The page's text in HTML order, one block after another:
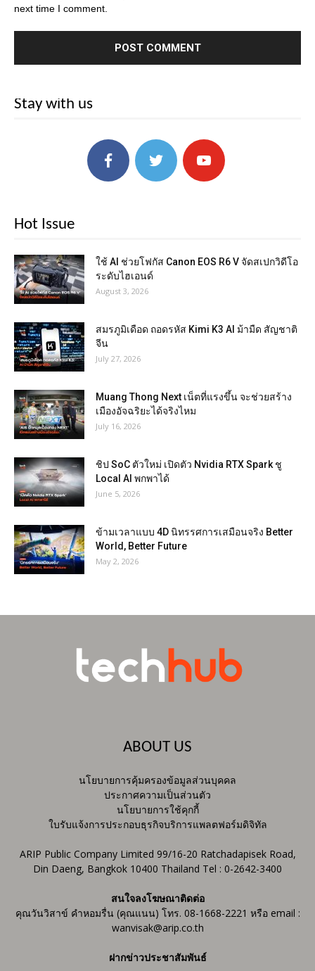
next time I comment.
Stay with us
Hot Issue
ใช้ AI ช่วยโฟกัส Canon EOS R6 V จัดสเปกวิดีโอ
ระดับไฮเอนด์
August 3, 2026
สมรภูมิเดือด ถอดรหัส Kimi K3 AI ม้ามืด สัญชาติ
จีน
July 27, 2026
Muang Thong Next เน็ตที่แรงขึ้น จะช่วยสร้าง
เมืองอัจฉริยะได้จริงไหม
July 16, 2026
ชิป SoC ตัวใหม่ เปิดตัว Nvidia RTX Spark ชู
Local AI พกพาได้
June 5, 2026
ข้ามเวลาแบบ 4D นิทรรศการเสมือนจริง Better
World, Better Future
May 2, 2026
ABOUT US
นโยบายการคุ้มครองข้อมูลส่วนบุคคล
ประกาศความเป็นส่วนตัว
นโยบายการใช้คุกกี้
ใบรับแจ้งการประกอบธุรกิจบริการแพลตฟอร์มดิจิทัล
ARIP Public Company Limited 99/16-20 Ratchadapisek Road,
Din Daeng, Bangkok 10400 Thailand Tel : 0-2642-3400
สนใจลงโฆษณาติดต่อ
คุณวันวิสาข์ คำหอมรื่น (คุณแนน) โทร. 08-1668-2221 หรือ email :
wanvisak@arip.co.th
ฝากข่าวประชาสัมพันธ์